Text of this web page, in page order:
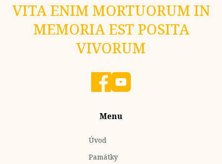
VITA ENIM MORTUORUM IN
MEMORIA EST POSITA
VIVORUM
Menu
Úvod
Památky